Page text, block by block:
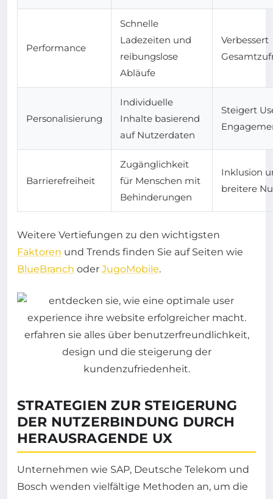
Performance
Schnelle
Ladezeiten und
reibungslose
Abläufe
Verbessert
Personalisierung
Individuelle
Inhalte basierend
auf Nutzerdaten
Steigert
Barrierefreiheit
Zugänglichkeit
für Menschen mit
Behinderungen
Inklusion
breitere
Weitere Vertiefungen zu den wichtigsten
Faktoren und Trends finden Sie auf Seiten wie
BlueBranch oder JugoMobile.
STRATEGIEN ZUR STEIGERUNG
DER NUTZERBINDUNG DURCH
HERAUSRAGENDE UX
Unternehmen wie SAP, Deutsche Telekom und
Bosch wenden vielfältige Methoden an, um die